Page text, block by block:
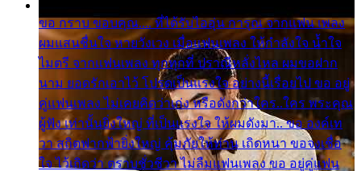
ขอ กราบ ขอบคุณ.... ที่ได้รับไออุ่น การุณ จากแฟน เพลง
ผมแสนชื่นใจ หายวังเวง เมื่อแฟนเพลง ให้กำลังใจ น้ำใจ
ไมตรี จากแฟนเพลง ทุกทุกที่ ปราณีหลั่งไหล ผมขอฝาก
นาม ยอดรักเอาไว้ โปรดเป็นแรงใจ อย่างนี้เรื่อยไป ขอ อยู่
คู่แฟนเพลง ไม่เคยคิดว่าเก่ง หรือดังกว่าใคร..ใคร พระคุณ
ผู้ฟัง เท่านั้นยิ่งใหญ่ ที่เป็นแรงใจ ให้ผมดังมา.. ขอ องค์เท
วา สถิตฟากฟ้ายิ่งใหญ่ คุ้มภัยให้ท่าน เถิดหนา ขอจงเชื่อ
ใจ ไว้เถิดว่า ตราบชั่วชีวา ไม่ลืมแฟนเพลง ขอ อยู่คู่แฟน